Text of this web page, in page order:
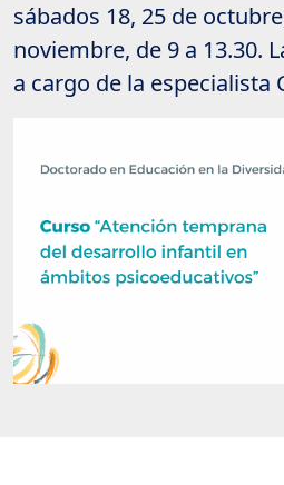
sábados 18, 25 de
noviembre, de 9 a 13.30.
a cargo de la especialista